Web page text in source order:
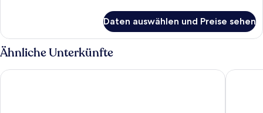
Daten auswählen und Preise sehen
Ähnliche Unterkünfte
Eurostars Palacio de Cristal Hotel